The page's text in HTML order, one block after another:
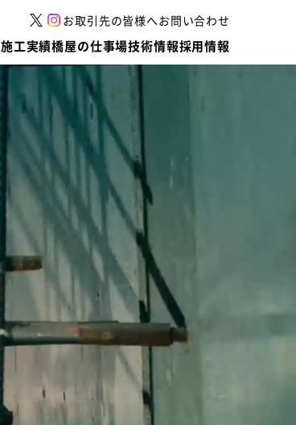
お取引先の皆様へお問い合わせ
施工実績橋屋の仕事場技術情報採用情報